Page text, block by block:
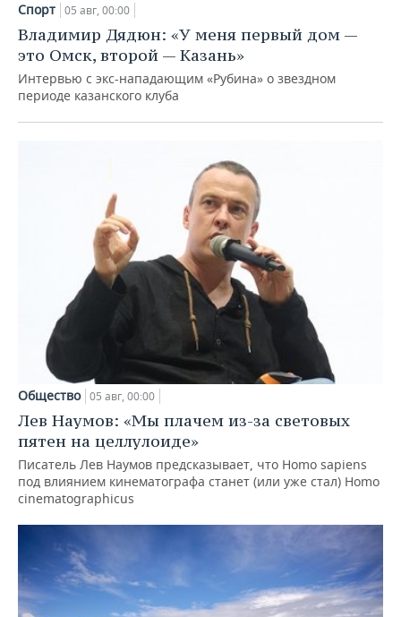
Спорт 05 авг, 00:00
Владимир Дядюн: «У меня первый дом —
это Омск, второй — Казань»
Интервью с экс-нападающим «Рубина» о звездном
периоде казанского клуба
Общество 05 авг, 00:00
Лев Наумов: «Мы плачем из-за световых
пятен на целлулоиде»
Писатель Лев Наумов предсказывает, что Homo sapiens
под влиянием кинематографа станет (или уже стал) Homo
cinematographicus